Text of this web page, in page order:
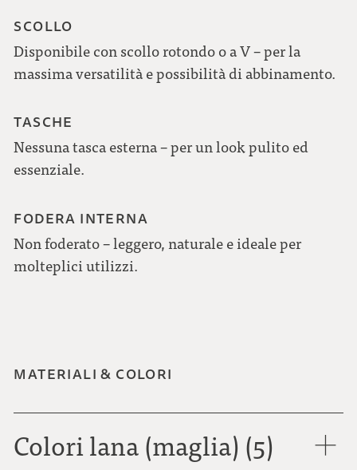
SCOLLO
Disponibile con scollo rotondo o a V – per la
massima versatilità e possibilità di abbinamento.
TASCHE
Nessuna tasca esterna – per un look pulito ed
essenziale.
FODERA INTERNA
Non foderato – leggero, naturale e ideale per
molteplici utilizzi.
MATERIALI & COLORI
Colori lana (maglia) (5)